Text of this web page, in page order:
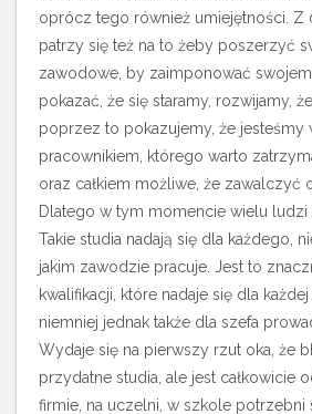
oprócz tego również umiejętności. Z
patrzy się też na to żeby poszerzyć
zawodowe, by zaimponować
pokazać, że się staramy, rozwijamy,
poprzez to pokazujemy, że jesteśmy
pracownikiem, którego warto
oraz całkiem możliwe, że zawalczyć
Dlatego w tym momencie wielu ludzi
Takie studia nadają się dla każdego,
jakim zawodzie pracuje. Jest to
kwalifikacji, które nadaje się dla
niemniej jednak także dla szefa
Wydaje się na pierwszy rzut oka, że
przydatne studia, ale jest całkowicie
firmie, na uczelni, w szkole potrzebni